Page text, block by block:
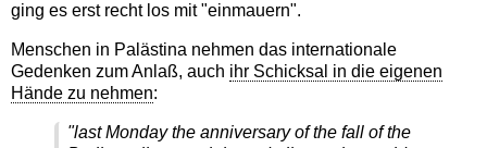
ging es erst recht los mit "einmauern".
Menschen in Palästina nehmen das internationale
Gedenken zum Anlaß, auch ihr Schicksal in die eigenen
Hände zu nehmen:
"last Monday the anniversary of the fall of the